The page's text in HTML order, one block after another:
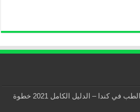
دراسة الطب في كندا – الدليل الكامل 2021 خطوة